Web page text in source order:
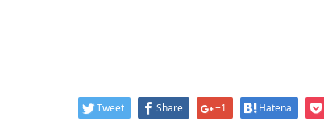
Tweet Share +1 Hatena